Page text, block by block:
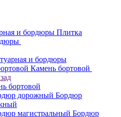
Плитка
и бордюры
Камень бортовой
бортовой
Бордюр
Бордюр